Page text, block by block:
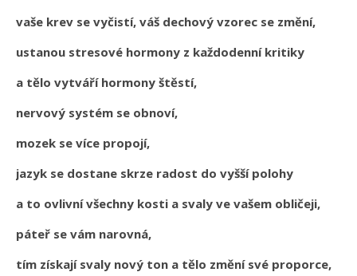
vaše krev se vyčistí, váš dechový vzorec se změní,
ustanou stresové hormony z každodenní kritiky
a tělo vytváří hormony štěstí,
nervový systém se obnoví,
mozek se více propojí,
jazyk se dostane skrze radost do vyšší polohy
a to ovlivní všechny kosti a svaly ve vašem obličeji,
páteř se vám narovná,
tím získají svaly nový ton a tělo změní své proporce,